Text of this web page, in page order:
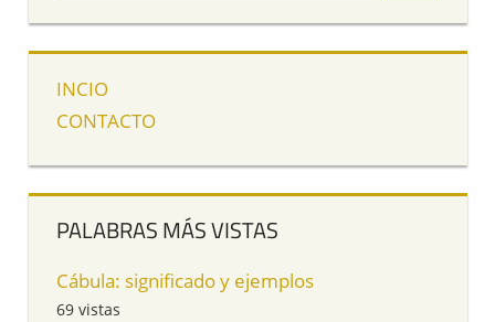
INCIO
CONTACTO
PALABRAS MÁS VISTAS
Cábula: significado y ejemplos
69 vistas